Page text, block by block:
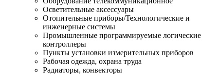
Осветительные аксессуары
Отопительные приборы/Технологические и
инженерные системы
Промышленные программируемые логические
контроллеры
Пункты установки измерительных приборов
Рабочая одежда, охрана труда
Радиаторы, конвекторы